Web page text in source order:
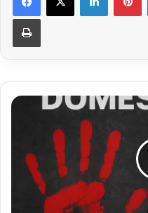
Imprimir
violência
enforcar
companheira
durante
agressão